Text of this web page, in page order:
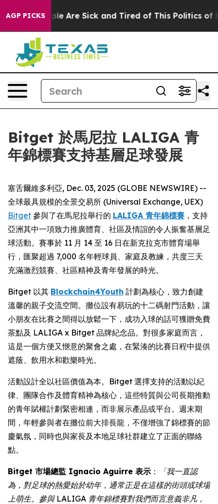
AGP PICKS
“People Are Sick and Tired of This Politics of
Bitget 於馬尼拉 LALIGA 青
年錦標賽支持基層足球發展
塞舌爾維多利亞, Dec. 03, 2025 (GLOBE NEWSWIRE) --
全球最具規模的全景交易所 (Universal Exchange, UEX)
Bitget 參與了在馬尼拉舉行的 LALIGA 青年錦標賽 ，支持
亞洲其中一項致力推廣體育、社區及情誼的令人振奮基層足
球活動。賽事於 11 月 14 至 16 日在新克拉克市體育場舉
行，匯聚超過 7,000 名年輕球員、家庭及教練，共度三天
充滿激烈競賽、社區精神及青年發展的時光。
Bitget 以其 Blockchain4Youth 計劃為核心，致力創建
溫馨的親子交流空間。攤位設有易玩的十二碼射門活動，讓
小朋友在比賽之間得以放鬆一下，成功入球的話可獲贈免費
茶點及 LALIGA x Bitget 品牌紀念品。對很多家庭而言，
這是一個方便又愜意的聚會之處，在緊湊的比賽日程中提供
遮蔭、飲用水和歡樂時光。
活動設計全以社區價值為本。Bitget 選擇支持的活動以紀
律、團隊合作及體育精神為核心，這些特質與公司長期推動
的青年賦權計劃緊密相連，而非展示產品或平台。週末期
間，年輕參與者在攤位前大排長龍，不僅增強了錦標賽的節
慶氣氛，同時也與家長及本地足球社群建立了正面的聯絡
點。
Bitget 市場總監 Ignacio Aguirre 表示 ：
「我一直認
為，對足球的熱愛始於幼年，通常正是在這樣的街頭或球場
上萌生。參與 LALIGA 青年錦標賽對我們而言意義非凡，